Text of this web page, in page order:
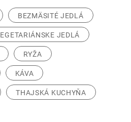
BEZMÄSITÉ JEDLÁ
JEDLÁ
RYŽA
KÁVA
THAJSKÁ KUCHYŇA